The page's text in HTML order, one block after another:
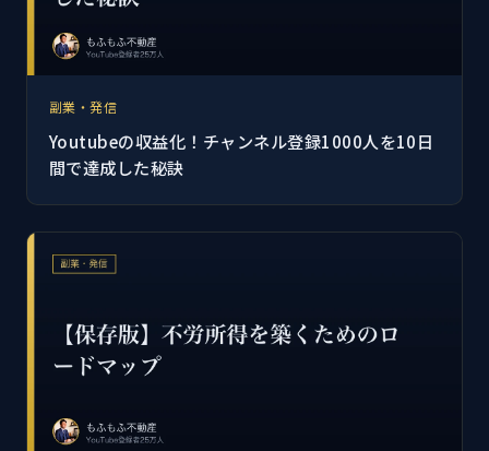
副業・発信
Youtubeの収益化！チャンネル登録1000人を10日
間で達成した秘訣